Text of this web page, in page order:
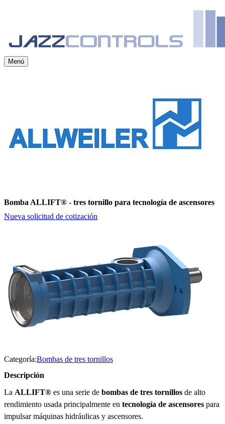
Menú
Bomba ALLIFT® - tres tornillo para tecnología de ascensores
Nueva solicitud de cotización
Categoría:Bombas de tres tornillos
Descripción
La ALLIFT® es una serie de bombas de tres tornillos de alto
rendimiento usada principalmente en tecnología de ascensores para
impulsar máquinas hidráulicas y ascensores.